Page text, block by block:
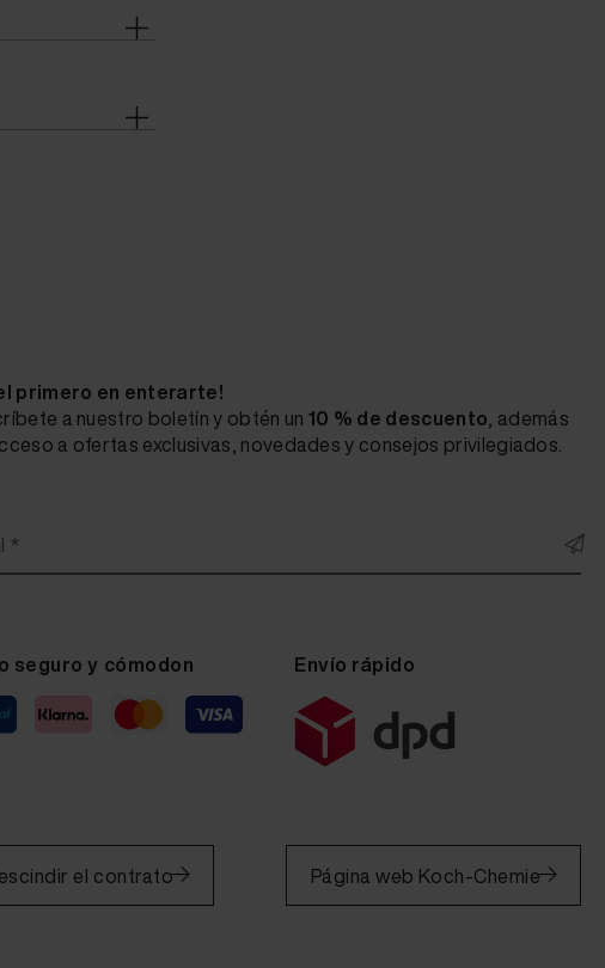
primero en enterarte!
a nuestro boletín y obtén un 10 % de descuento, además
a ofertas exclusivas, novedades y consejos privilegiados.
*
seguro y cómodon Envío rápido
el contrato Página web Koch-Chemie